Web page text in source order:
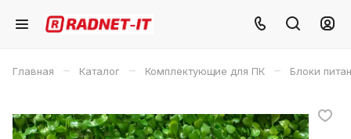
Главная – Каталог – Комплектующие для ПК – Блоки